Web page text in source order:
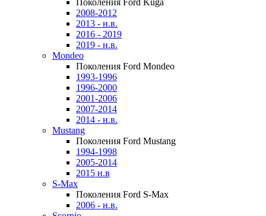
Поколения Ford Kuga
2008-2012
2013 - н.в.
2016 - 2019
2019 - н.в.
Mondeo
Поколения Ford Mondeo
1993-1996
1996-2000
2001-2006
2007-2014
2014 - н.в.
Mustang
Поколения Ford Mustang
1994-1998
2005-2014
2015 н.в
S-Max
Поколения Ford S-Max
2006 - н.в.